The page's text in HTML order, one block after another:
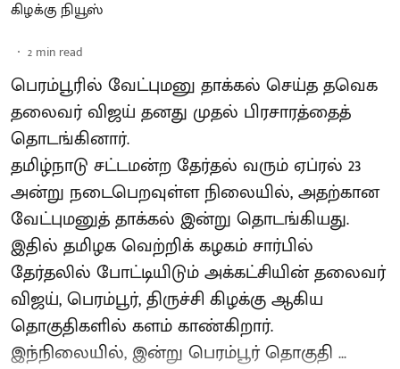
கிழக்கு நியூஸ்
2 min read
பெரம்பூரில் வேட்புமனு தாக்கல் செய்த தவெக
தலைவர் விஜய் தனது முதல் பிரசாரத்தைத்
தொடங்கினார்.
தமிழ்நாடு சட்டமன்ற தேர்தல் வரும் ஏப்ரல் 23
அன்று நடைபெறவுள்ள நிலையில், அதற்கான
வேட்புமனுத் தாக்கல் இன்று தொடங்கியது.
இதில் தமிழக வெற்றிக் கழகம் சார்பில்
தேர்தலில் போட்டியிடும் அக்கட்சியின் தலைவர்
விஜய், பெரம்பூர், திருச்சி கிழக்கு ஆகிய
தொகுதிகளில் களம் காண்கிறார்.
இந்நிலையில், இன்று பெரம்பூர் தொகுதி ...